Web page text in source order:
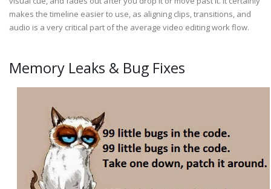
makes the timeline easier to use, as aligning clips, transitions, and
audio is a very critical part of the average video editing work flow.
Memory Leaks & Bug Fixes